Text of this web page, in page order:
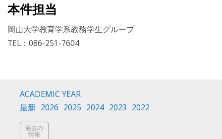
本件担当
岡山大学教育学系教務学生グループ
TEL：086-251-7604
ACADEMIC YEAR
最新 2026 2025 2024 2023 2022
過去の
情報